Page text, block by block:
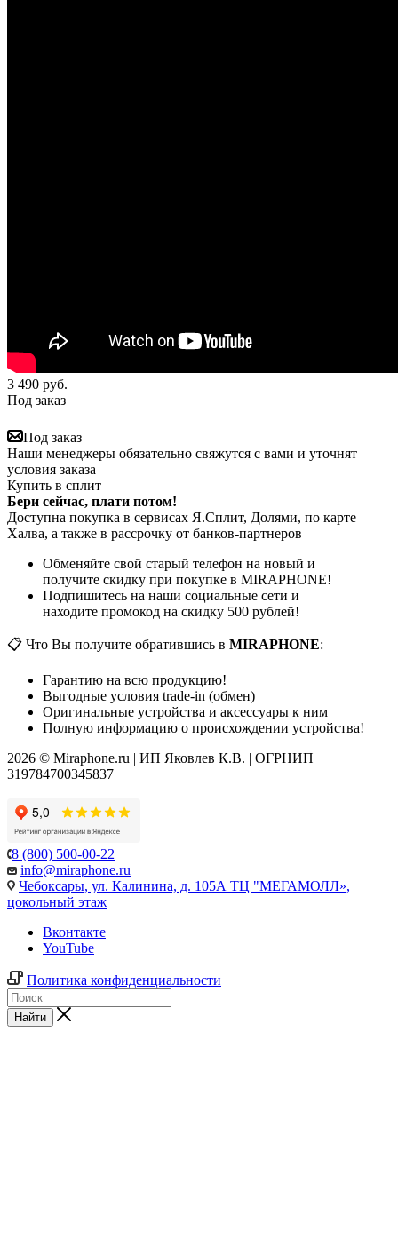
3 490 руб.
Под заказ
Под заказ
Наши менеджеры обязательно свяжутся с вами и уточнят
условия заказа
Купить в сплит
Бери сейчас, плати потом!
Доступна покупка в сервисах Я.Сплит, Долями, по карте
Халва, а также в рассрочку от банков-партнеров
Обменяйте свой старый телефон на новый и
получите скидку при покупке в MIRAPHONE!
Подпишитесь на наши социальные сети и
находите промокод на скидку 500 рублей!
📋 Что Вы получите обратившись в MIRAPHONE:
Гарантию на всю продукцию!
Выгодные условия trade-in (обмен)
Оригинальные устройства и аксессуары к ним
Полную информацию о происхождении устройства!
2026 © Miraphone.ru | ИП Яковлев К.В. | ОГРНИП
319784700345837
8 (800) 500-00-22
info@miraphone.ru
Чебоксары, ул. Калинина, д. 105А ТЦ "МЕГАМОЛЛ»,
цокольный этаж
Вконтакте
YouTube
Политика конфиденциальности
Найти